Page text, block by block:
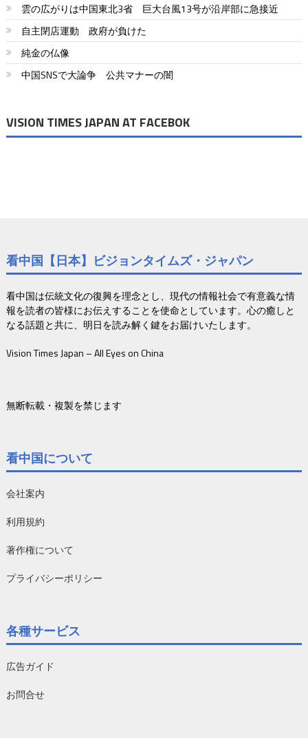
雲の広がりは中国東北3省 巨大台風13号が沿岸部に急接近
自主閉店運動 政府が負けた
純金の仏像
中国SNSで大論争 公共マナーの闇
VISION TIMES JAPAN AT FACEBOK
看中国【日本】ビジョンタイムズ・ジャパン
看中国は伝統文化の復興を理念とし、現代の情報社会で有意義な情
報を読者の皆様にお伝えすることを使命としています。心の癒しと
なる話題と共に、明日を読み解く鍵をお届けいたします。
Vision Times Japan – All Eyes on China
無断転載・複製を禁じます
看中国について
会社案内
利用規約
著作権について
プライバシーポリシー
各種サービス
広告ガイド
お問合せ